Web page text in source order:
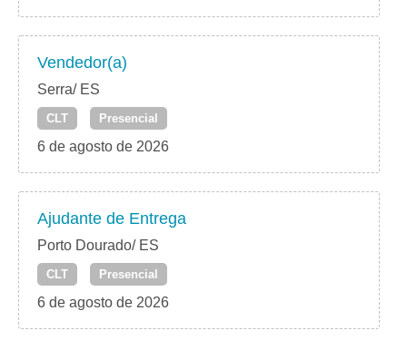
Vendedor(a)
Serra/ ES
CLT Presencial
6 de agosto de 2026
Ajudante de Entrega
Porto Dourado/ ES
CLT Presencial
6 de agosto de 2026